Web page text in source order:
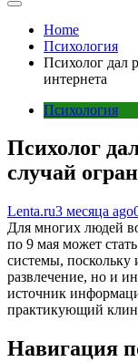
Home
Психология
Психолог дал
интернета
Психология
Психолог
случай
Lenta.ru3 месяца ago
Для многих людей
по 9 мая может
системы, поскольку
развлечение, но и
источник
практикующий
Навигация